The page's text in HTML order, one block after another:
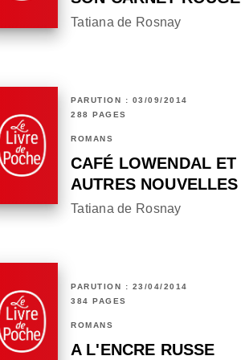
Tatiana de Rosnay
PARUTION : 03/09/2014
288 PAGES
ROMANS
CAFÉ LOWENDAL ET
AUTRES NOUVELLES
Tatiana de Rosnay
PARUTION : 23/04/2014
384 PAGES
ROMANS
A L'ENCRE RUSSE